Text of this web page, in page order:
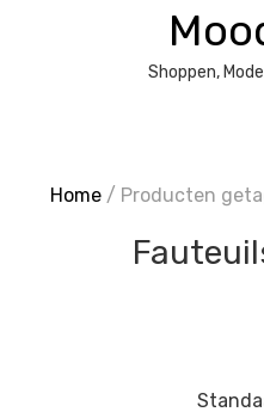
Shoppen,
Home/ Producten